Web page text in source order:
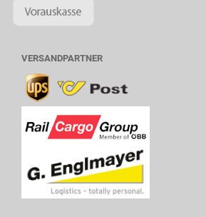
VERSANDPARTNER